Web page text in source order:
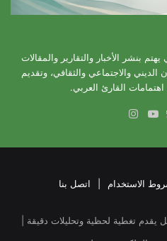
بنشر الأخبار والتقارير والمقالات
والاجتماعي والثقافي، وتقديم
القارئ العربي.
الاستخدام اتصل بنا
يقدم تغطية لحظية وتحليلات دقيقة |